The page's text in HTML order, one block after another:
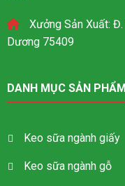
Xưởng Sản Xuất: Đ.
Dương 75409
DANH MỤC SẢN PHẨM
Keo sữa ngành giấy
Keo sữa ngành gỗ